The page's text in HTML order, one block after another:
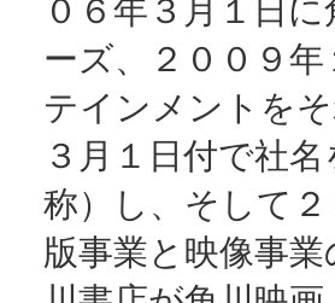
０６年３月１日
ーズ、２００９
テインメントを
３月１日付で社
称）し、そして
版事業と映像事